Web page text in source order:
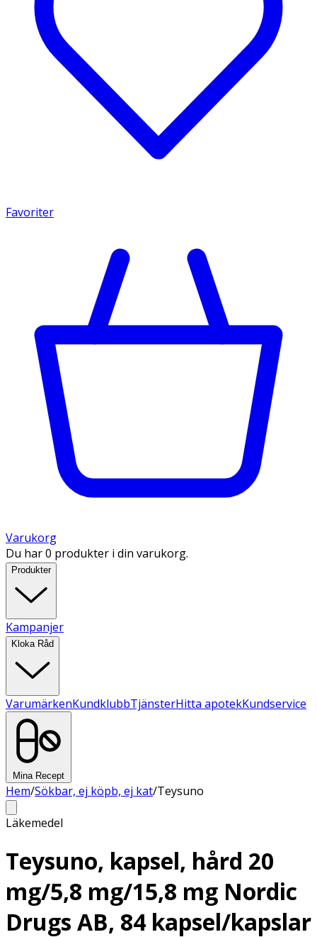
Favoriter
Varukorg
Du har 0 produkter i din varukorg.
Produkter
Kampanjer
Kloka Råd
VarumärkenKundklubbTjänsterHitta apotekKundservice
Mina Recept
Hem/Sökbar, ej köpb, ej kat/Teysuno
Läkemedel
Teysuno, kapsel, hård 20
mg/5,8 mg/15,8 mg Nordic
Drugs AB, 84 kapsel/kapslar